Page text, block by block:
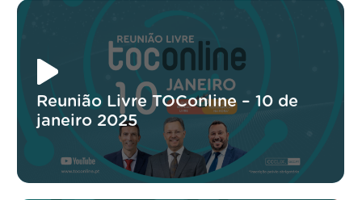
Reunião Livre TOConline – 10 de
janeiro 2025